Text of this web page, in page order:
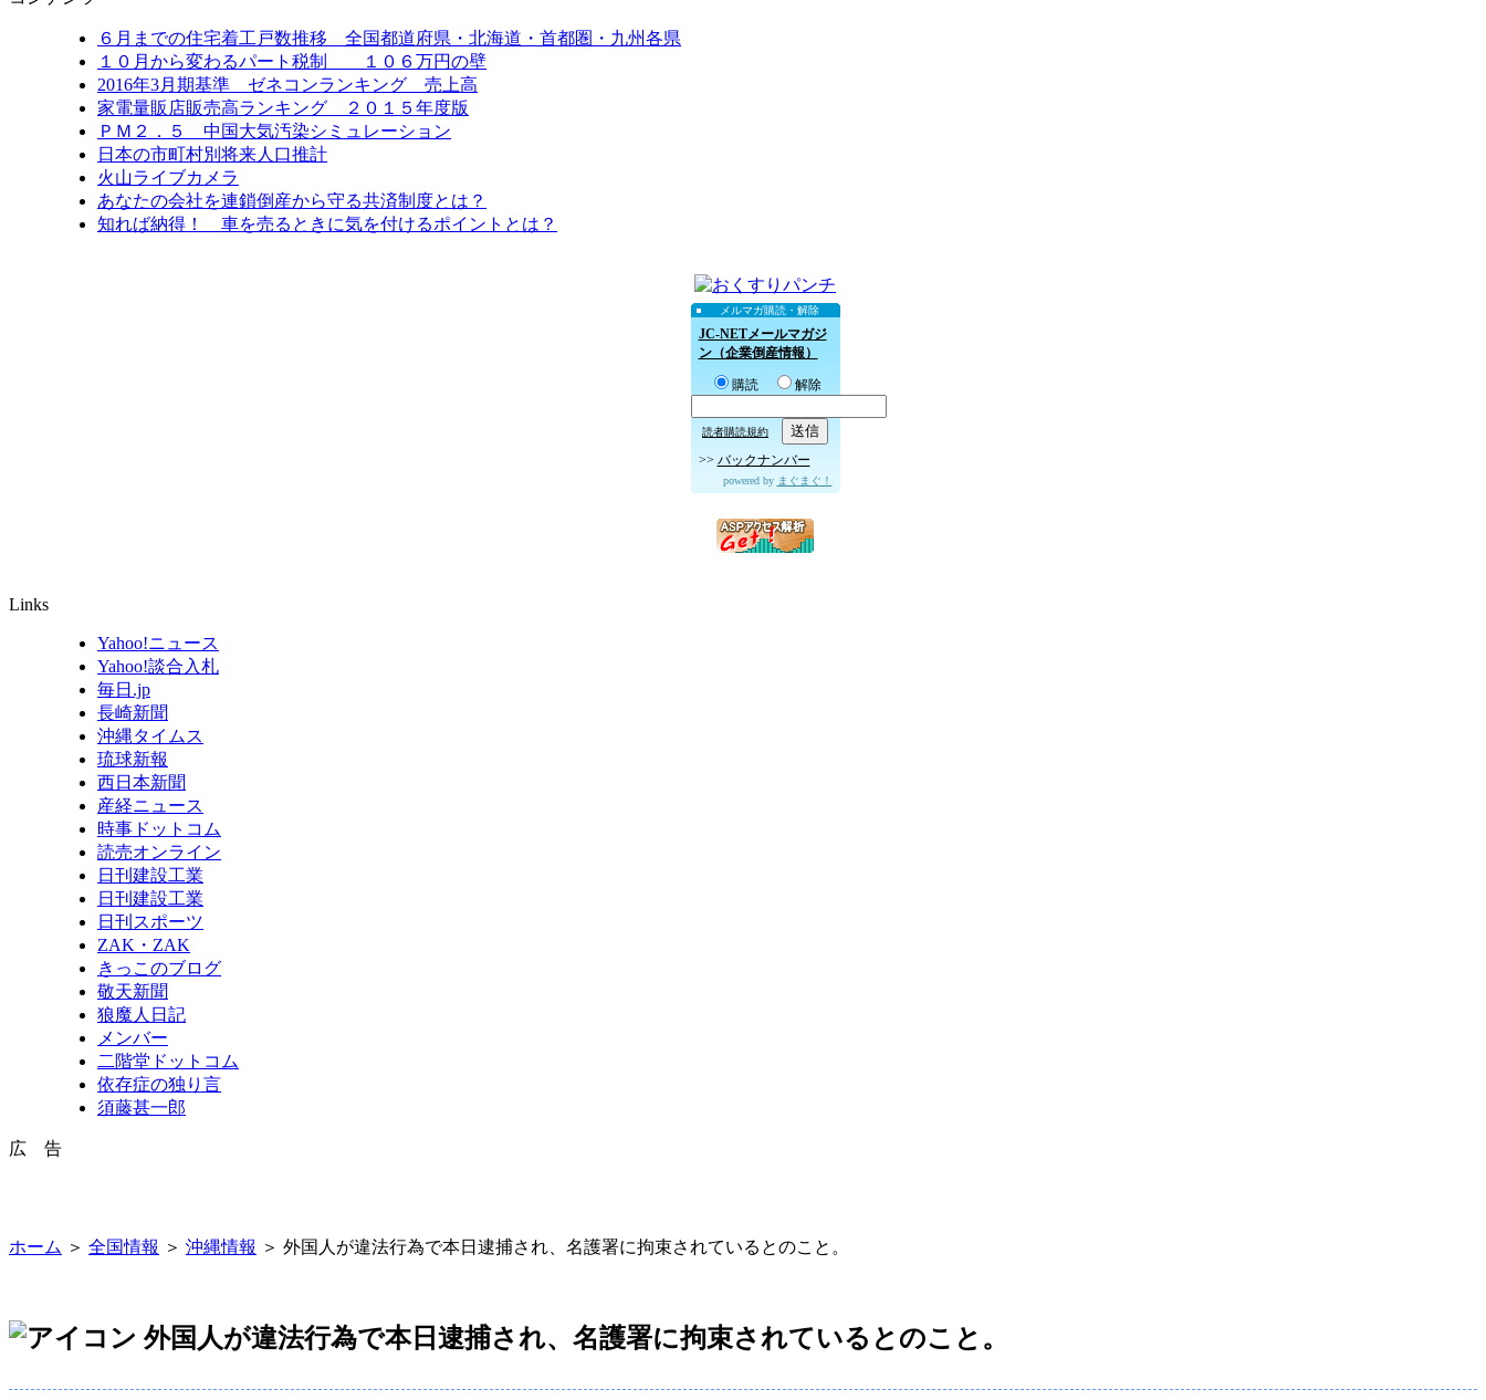
６月までの住宅着工戸数推移 全国都道府県・北海道・首都圏・九州各県
１０月から変わるパート税制 １０６万円の壁
2016年3月期基準 ゼネコンランキング 売上高
家電量販店販売高ランキング ２０１５年度版
ＰＭ２．５ 中国大気汚染シミュレーション
日本の市町村別将来人口推計
火山ライブカメラ
あなたの会社を連鎖倒産から守る共済制度とは？
知れば納得！ 車を売るときに気を付けるポイントとは？
メルマガ購読・解除
JC-NETメールマガジ
ン（企業倒産情報）
購読 解除
読者購読規約
>> バックナンバー
powered by まぐまぐ！
Links
Yahoo!ニュース
Yahoo!談合入札
毎日.jp
長崎新聞
沖縄タイムス
琉球新報
西日本新聞
産経ニュース
時事ドットコム
読売オンライン
日刊建設工業
日刊建設工業
日刊スポーツ
ZAK・ZAK
きっこのブログ
敬天新聞
狼魔人日記
メンバー
二階堂ドットコム
依存症の独り言
須藤甚一郎
広 告
ホーム ＞ 全国情報 ＞ 沖縄情報 ＞ 外国人が違法行為で本日逮捕され、名護署に拘束されているとのこと。
外国人が違法行為で本日逮捕され、名護署に拘束されているとのこと。